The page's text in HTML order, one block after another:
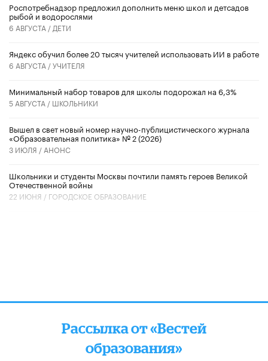
Роспотребнадзор предложил дополнить меню школ и детсадов
рыбой и водорослями
6 АВГУСТА / ДЕТИ
​Яндекс обучил более 20 тысяч учителей использовать ИИ в работе
6 АВГУСТА /УЧИТЕЛЯ
Минимальный набор товаров для школы подорожал на 6,3%
5 АВГУСТА / ШКОЛЬНИКИ
Вышел в свет новый номер научно-публицистического журнала
«Образовательная политика» № 2 (2026)
3 ИЮЛЯ / АНОНС
Школьники и студенты Москвы почтили память героев Великой
Отечественной войны
22 ИЮНЯ / ГОРОДСКОЕ ОБРАЗОВАНИЕ
Рассылка от «Вестей
образования»